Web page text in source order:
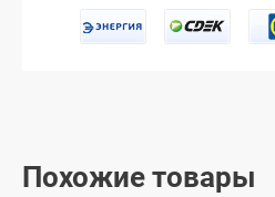
Похожие товары